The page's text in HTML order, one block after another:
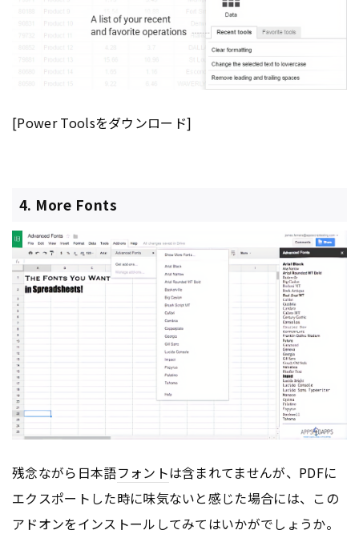
[Power Toolsをダウンロード]
4. More Fonts
残念ながら日本語フォントは含まれてませんが、PDFに
エクスポートした時に味気ないと感じた場合には、この
アドオンをインストールしてみてはいかがでしょうか。